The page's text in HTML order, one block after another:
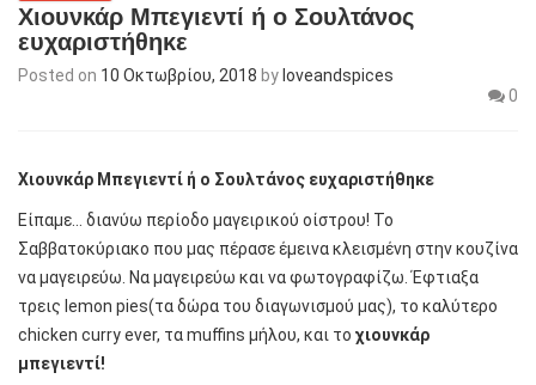
Χιουνκάρ Μπεγιεντί ή ο Σουλτάνος
ευχαριστήθηκε
Posted on 10 Οκτωβρίου, 2018 byloveandspices
0
Χιουνκάρ Μπεγιεντί ή ο Σουλτάνος ευχαριστήθηκε
Είπαμε… διανύω περίοδο μαγειρικού οίστρου! Το
Σαββατοκύριακο που μας πέρασε έμεινα κλεισμένη στην κουζίνα
να μαγειρεύω. Να μαγειρεύω και να φωτογραφίζω. Έφτιαξα
τρεις lemon pies(τα δώρα του διαγωνισμού μας), το καλύτερο
chicken curry ever, τα muffins μήλου, και το χιουνκάρ
μπεγιεντί!